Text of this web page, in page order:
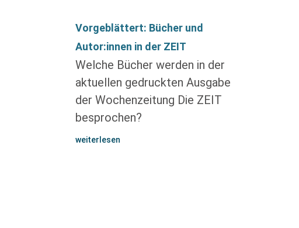
Vorgeblättert: Bücher und
Autor:innen in der ZEIT
Welche Bücher werden in der
aktuellen gedruckten Ausgabe
der Wochenzeitung Die ZEIT
besprochen?
weiterlesen